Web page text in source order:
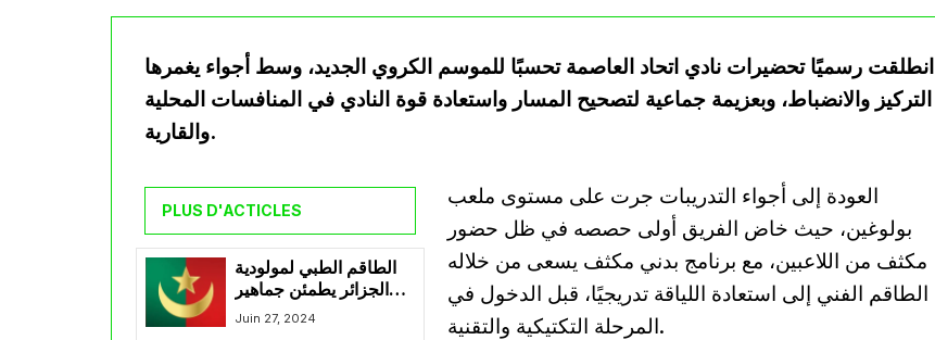
انطلقت رسميًا تحضيرات نادي اتحاد العاصمة تحسبًا للموسم الكروي الجديد، وسط أجواء يغمرها
التركيز والانضباط، وبعزيمة جماعية لتصحيح المسار واستعادة قوة النادي في المنافسات المحلية
والقارية.
PLUS D'ACTICLES
الطاقم الطبي لمولودية
الجزائر يطمئن جماهير
الفريق بخصوص الحالة
Juin 27, 2024
العودة إلى أجواء التدريبات جرت على مستوى ملعب
بولوغين، حيث خاض الفريق أولى حصصه في ظل حضور
مكثف من اللاعبين، مع برنامج بدني مكثف يسعى من خلاله
الطاقم الفني إلى استعادة اللياقة تدريجيًا، قبل الدخول في
المرحلة التكتيكية والتقنية.